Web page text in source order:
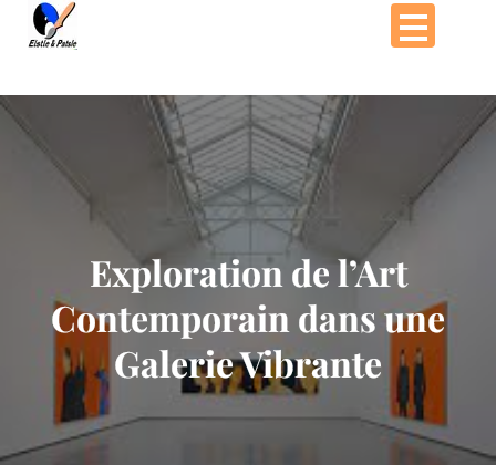
Passer
Exploration de l’Art
Contemporain dans une
Galerie Vibrante